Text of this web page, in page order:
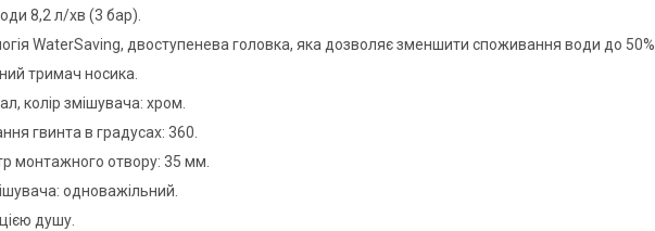
8,2 л/хв (3 бар).
WaterSaving, двоступенева головка, яка дозволяє зменшити споживання води до 50%.
тримач носика.
колір змішувача: хром.
гвинта в градусах: 360.
монтажного отвору: 35 мм.
одноважільний.
душу.